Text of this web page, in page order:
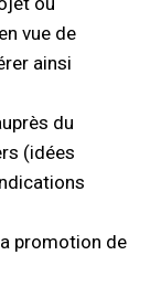
vue de
ainsi
du
(idées
promotion de